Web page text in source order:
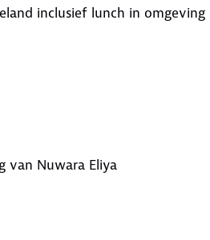
inclusief lunch in omgeving
van Nuwara Eliya